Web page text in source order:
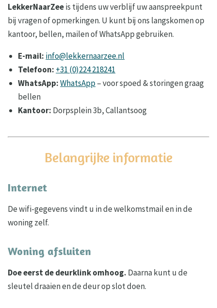
LekkerNaarZeeis tijdens uw verblijf uw aanspreekpunt
bij vragen of opmerkingen. U kunt bij ons langskomen op
kantoor, bellen, mailen of WhatsApp gebruiken.
E-mail: info@lekkernaarzee.nl
Telefoon: +31 (0)224 218241
WhatsApp:WhatsApp– voor spoed & storingen graag
bellen
Kantoor: Dorpsplein 3b, Callantsoog
Belangrijke informatie
Internet
De wifi-gegevens vindt u in de welkomstmail en in de
woning zelf.
Woning afsluiten
Doe eerst de deurklink omhoog. Daarna kunt u de
sleutel draaien en de deur op slot doen.